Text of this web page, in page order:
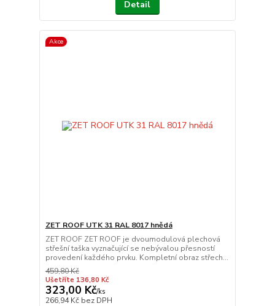
Detail
Akce
ZET ROOF UTK 31 RAL 8017 hnědá
ZET ROOF ZET ROOF je dvoumodulová plechová
střešní taška vyznačující se nebývalou přesností
provedení každého prvku. Kompletní obraz střech...
459,80 Kč
Ušetříte 136,80 Kč
323,00 Kč/ks
266,94 Kč bez DPH